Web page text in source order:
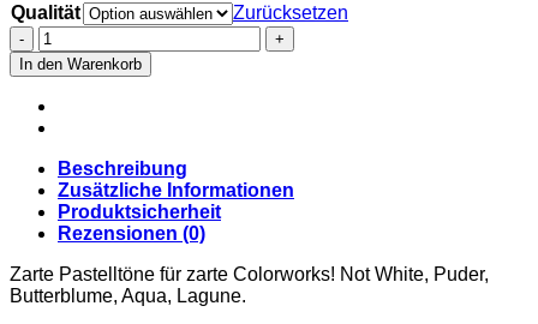
Qualität
Zurücksetzen
Die
fantastischen
Fünf
-
Pastellos
In den Warenkorb
Beschreibung
Zusätzliche Informationen
Produktsicherheit
Rezensionen (0)
Zarte Pastelltöne für zarte Colorworks! Not White, Puder,
Butterblume, Aqua, Lagune.